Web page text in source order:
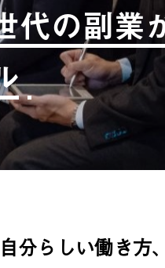
代の副業
分らしい働き方